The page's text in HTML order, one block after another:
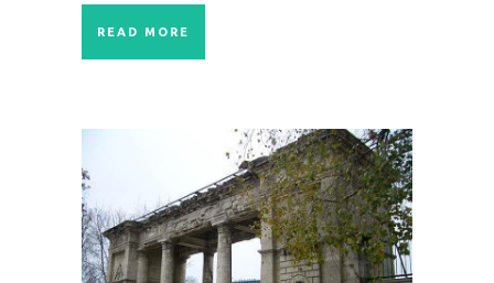
READ MORE